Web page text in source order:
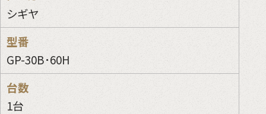
シギヤ
GP-30B･60H
1台